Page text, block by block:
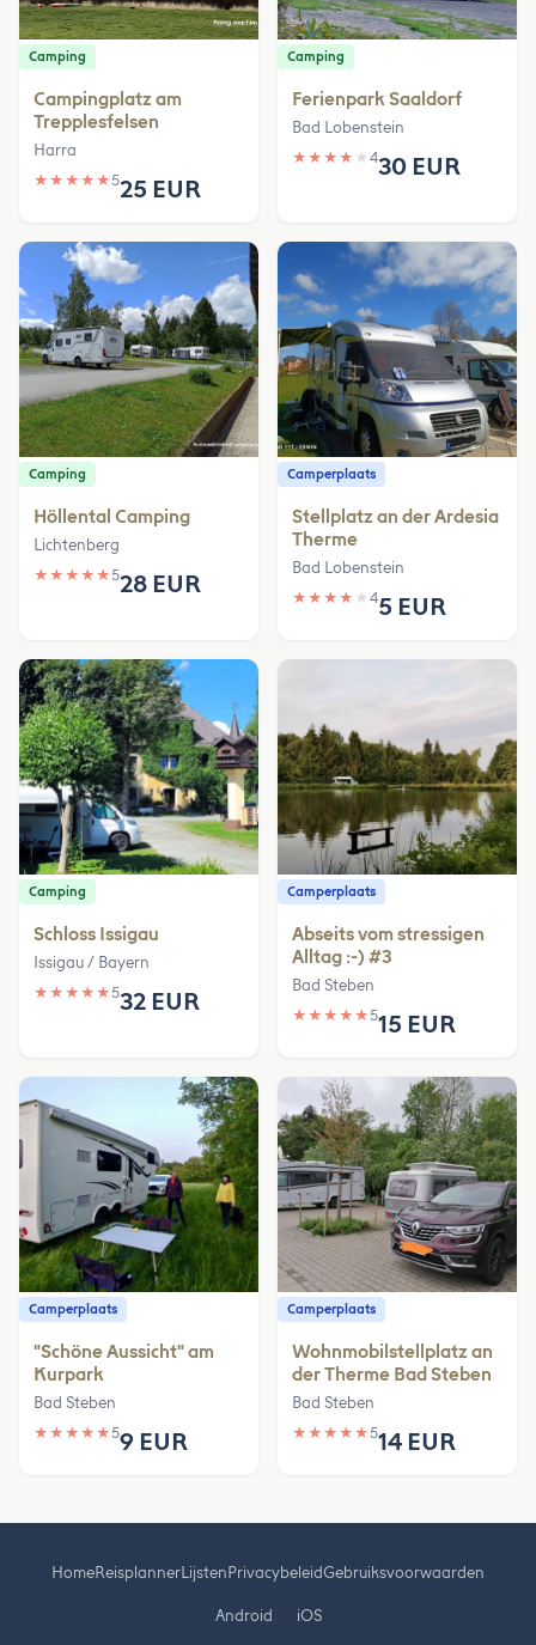
Camping
Campingplatz am
Trepplesfelsen
Harra
★ ★ ★ ★ ★525 EUR
Camping
Ferienpark Saaldorf
Bad Lobenstein
★ ★ ★ ★ ★ 430 EUR
Camping
Höllental Camping
Lichtenberg
★ ★ ★ ★ ★528 EUR
Camperplaats
Stellplatz an der Ardesia
Therme
Bad Lobenstein
★ ★ ★ ★ ★ 45 EUR
Camping
Schloss Issigau
Issigau / Bayern
★ ★ ★ ★ ★532 EUR
Camperplaats
Abseits vom stressigen
Alltag :-) #3
Bad Steben
★ ★ ★ ★ ★515 EUR
Camperplaats
"Schöne Aussicht" am
Kurpark
Bad Steben
★ ★ ★ ★ ★59 EUR
Camperplaats
Wohnmobilstellplatz an
der Therme Bad Steben
Bad Steben
★ ★ ★ ★ ★514 EUR
HomeReisplannerLijstenPrivacybeleidGebruiksvoorwaarden
Android iOS